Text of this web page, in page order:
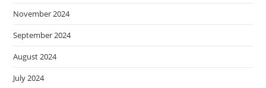
November 2024
September 2024
August 2024
July 2024